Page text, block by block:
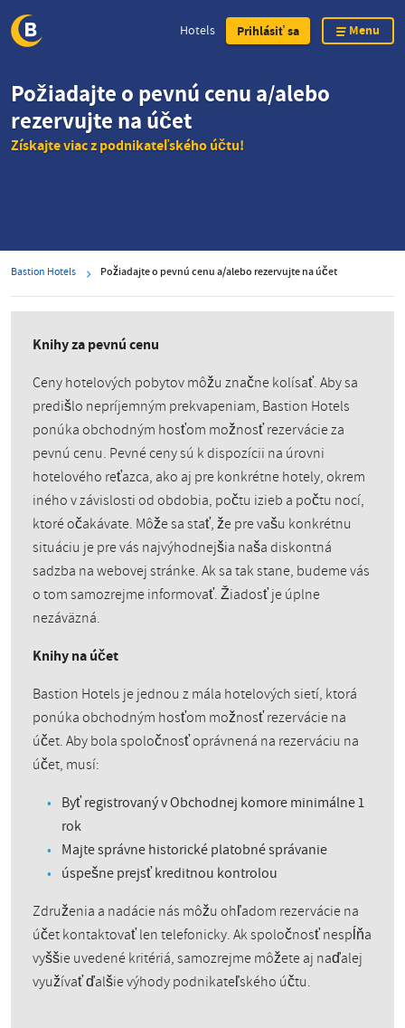
main
content
Hotels Prihlásiť sa Menu
Požiadajte o pevnú cenu a/alebo
rezervujte na účet
Získajte viac z podnikateľského účtu!
Bastion Hotels Požiadajte o pevnú cenu a/alebo rezervujte na účet
Knihy za pevnú cenu
Ceny hotelových pobytov môžu značne kolísať. Aby sa
predišlo nepríjemným prekvapeniam, Bastion Hotels
ponúka obchodným hosťom možnosť rezervácie za
pevnú cenu. Pevné ceny sú k dispozícii na úrovni
hotelového reťazca, ako aj pre konkrétne hotely, okrem
iného v závislosti od obdobia, počtu izieb a počtu nocí,
ktoré očakávate. Môže sa stať, že pre vašu konkrétnu
situáciu je pre vás najvýhodnejšia naša diskontná
sadzba na webovej stránke. Ak sa tak stane, budeme vás
o tom samozrejme informovať. Žiadosť je úplne
nezáväzná.
Knihy na účet
Bastion Hotels je jednou z mála hotelových sietí, ktorá
ponúka obchodným hosťom možnosť rezervácie na
účet. Aby bola spoločnosť oprávnená na rezerváciu na
účet, musí:
Byť registrovaný v Obchodnej komore minimálne 1
rok
Majte správne historické platobné správanie
úspešne prejsť kreditnou kontrolou
Združenia a nadácie nás môžu ohľadom rezervácie na
účet kontaktovať len telefonicky. Ak spoločnosť nespĺňa
vyššie uvedené kritériá, samozrejme môžete aj naďalej
využívať ďalšie výhody podnikateľského účtu.